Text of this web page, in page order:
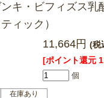
キ・ビフィズス乳
ィック）
11,664円 (税
[ポイント還元
個
在庫あり